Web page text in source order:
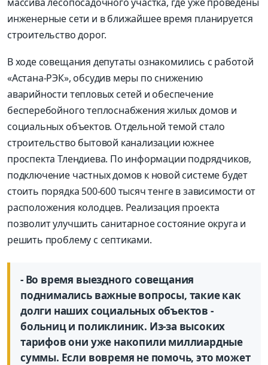
инженерные сети и в ближайшее время планируется
строительство дорог.
В ходе совещания депутаты ознакомились с работой
«Астана-РЭК», обсудив меры по снижению
аварийности тепловых сетей и обеспечение
бесперебойного теплоснабжения жилых домов и
социальных объектов. Отдельной темой стало
строительство бытовой канализации южнее
проспекта Тлендиева. По информации подрядчиков,
подключение частных домов к новой системе будет
стоить порядка 500-600 тысяч тенге в зависимости от
расположения колодцев. Реализация проекта
позволит улучшить санитарное состояние округа и
решить проблему с септиками.
- Во время выездного совещания
поднимались важные вопросы, такие как
долги наших социальных объектов -
больниц и поликлиник. Из-за высоких
тарифов они уже накопили миллиардные
суммы. Если вовремя не помочь, это может